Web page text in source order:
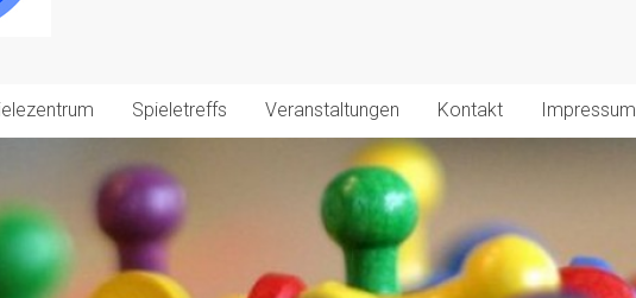
Spieletreffs Veranstaltungen Kontakt Impressum